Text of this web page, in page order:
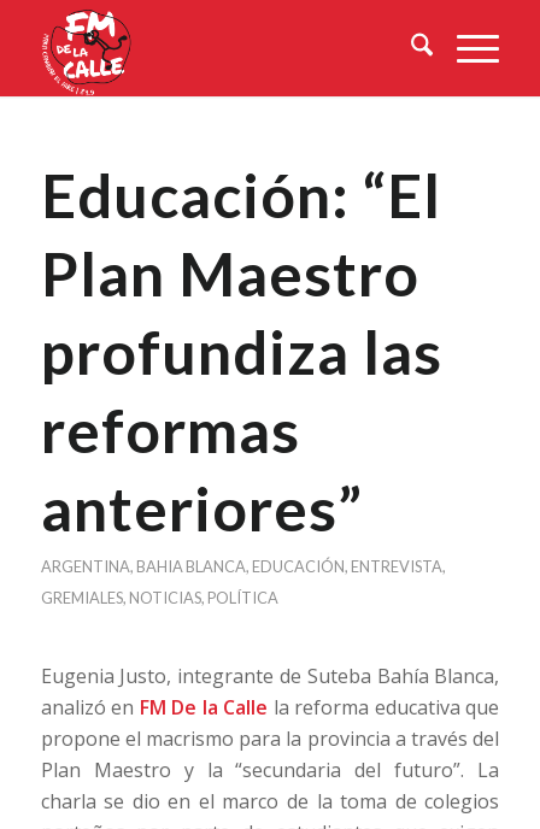
Educación: “El
Plan Maestro
profundiza las
reformas
anteriores”
ARGENTINA, BAHIA BLANCA, EDUCACIÓN, ENTREVISTA,
GREMIALES, NOTICIAS, POLÍTICA
Eugenia Justo, integrante de Suteba Bahía Blanca,
analizó en FM De la Calle la reforma educativa que
propone el macrismo para la provincia a través del
Plan Maestro y la “secundaria del futuro”. La
charla se dio en el marco de la toma de colegios